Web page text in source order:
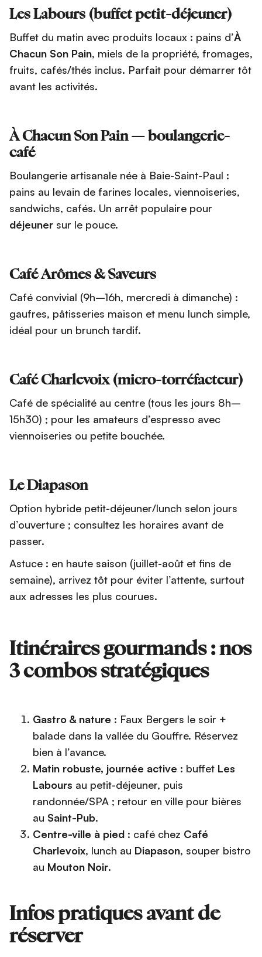
Les Labours (buffet petit-déjeuner)
Buffet du matin avec produits locaux : pains d’À
Chacun Son Pain, miels de la propriété, fromages,
fruits, cafés/thés inclus. Parfait pour démarrer tôt
avant les activités.
À Chacun Son Pain — boulangerie-
café
Boulangerie artisanale née à Baie-Saint-Paul :
pains au levain de farines locales, viennoiseries,
sandwichs, cafés. Un arrêt populaire pour
déjeuner sur le pouce.
Café Arômes & Saveurs
Café convivial (9h–16h, mercredi à dimanche) :
gaufres, pâtisseries maison et menu lunch simple,
idéal pour un brunch tardif.
Café Charlevoix (micro-torréfacteur)
Café de spécialité au centre (tous les jours 8h–
15h30) ; pour les amateurs d’espresso avec
viennoiseries ou petite bouchée.
Le Diapason
Option hybride petit-déjeuner/lunch selon jours
d’ouverture ; consultez les horaires avant de
passer.
Astuce : en haute saison (juillet-août et fins de
semaine), arrivez tôt pour éviter l’attente, surtout
aux adresses les plus courues.
Itinéraires gourmands : nos
3 combos stratégiques
Gastro & nature : Faux Bergers le soir +
balade dans la vallée du Gouffre. Réservez
bien à l’avance.
Matin robuste, journée active : buffet Les
Labours au petit-déjeuner, puis
randonnée/SPA ; retour en ville pour bières
au Saint-Pub.
Centre-ville à pied : café chez Café
Charlevoix, lunch au Diapason, souper bistro
au Mouton Noir.
Infos pratiques avant de
réserver